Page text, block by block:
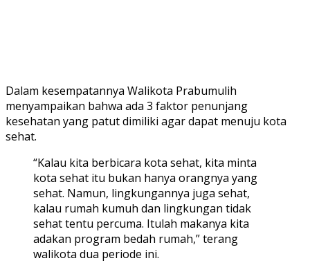
Dalam kesempatannya Walikota Prabumulih
menyampaikan bahwa ada 3 faktor penunjang
kesehatan yang patut dimiliki agar dapat menuju kota
sehat.
“Kalau kita berbicara kota sehat, kita minta
kota sehat itu bukan hanya orangnya yang
sehat. Namun, lingkungannya juga sehat,
kalau rumah kumuh dan lingkungan tidak
sehat tentu percuma. Itulah makanya kita
adakan program bedah rumah,” terang
walikota dua periode ini.